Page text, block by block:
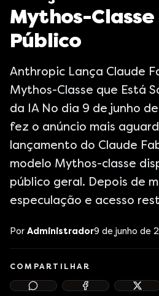
Mythos-
Público
Anthropic Lança Claude
Mythos-Classe que Está
da IA No dia 9 de junho
fez o anúncio mais
lançamento do Claude
modelo Mythos-classe
público geral. Depois de
especulação e acesso
Por Administrador9 de junho de
COMPARTILHAR